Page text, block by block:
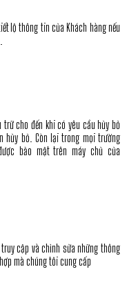
lộ thông tin của Khách hàng nếu
trữ cho đến khi có yêu cầu hủy bỏ
hủy bỏ. Còn lại trong mọi trường
bảo mật trên máy chủ của
cập và chỉnh sửa những thông
mà chúng tôi cung cấp